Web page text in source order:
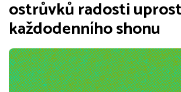
ostrůvků radosti
každodenního shonu